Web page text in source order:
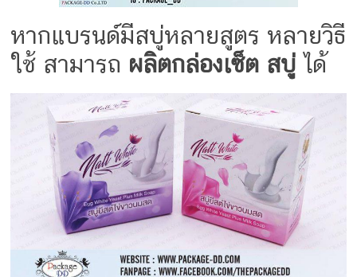
ผลิต
กล่อง
รับ
ผลิต
Packaging
Design
หากแบรนด์มีสบู่หลายสูตร หลายวิธี
ใช้ สามารถ ผลิตกล่องเซ็ต สบู่ ได้